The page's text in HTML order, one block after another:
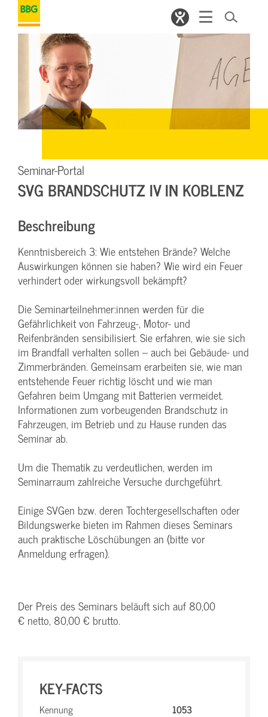
Seminar-Portal
SVG BRANDSCHUTZ IV IN KOBLENZ
Beschreibung
Kenntnisbereich 3: Wie entstehen Brände? Welche
Auswirkungen können sie haben? Wie wird ein Feuer
verhindert oder wirkungsvoll bekämpft?
Die Seminarteilnehmer:innen werden für die
Gefährlichkeit von Fahrzeug-, Motor- und
Reifenbränden sensibilisiert. Sie erfahren, wie sie sich
im Brandfall verhalten sollen – auch bei Gebäude- und
Zimmerbränden. Gemeinsam erarbeiten sie, wie man
entstehende Feuer richtig löscht und wie man
Gefahren beim Umgang mit Batterien vermeidet.
Informationen zum vorbeugenden Brandschutz in
Fahrzeugen, im Betrieb und zu Hause runden das
Seminar ab.
Um die Thematik zu verdeutlichen, werden im
Seminarraum zahlreiche Versuche durchgeführt.
Einige SVGen bzw. deren Tochtergesellschaften oder
Bildungswerke bieten im Rahmen dieses Seminars
auch praktische Löschübungen an (bitte vor
Anmeldung erfragen).
Der Preis des Seminars beläuft sich auf 80,00
€ netto, 80,00 € brutto.
KEY-FACTS
Kennung
1053